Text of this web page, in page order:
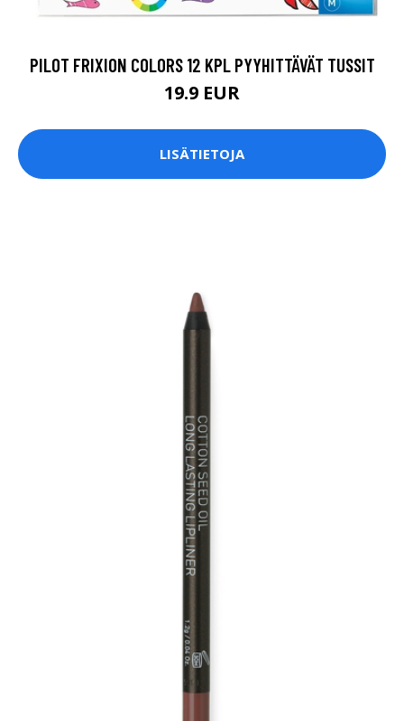
PILOT FRIXION COLORS 12 KPL PYYHITTÄVÄT TUSSIT
19.9 EUR
LISÄTIETOJA